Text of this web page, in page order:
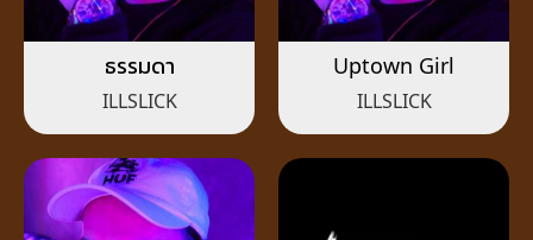
ธรรมดา
ILLSLICK
Uptown Girl
ILLSLICK